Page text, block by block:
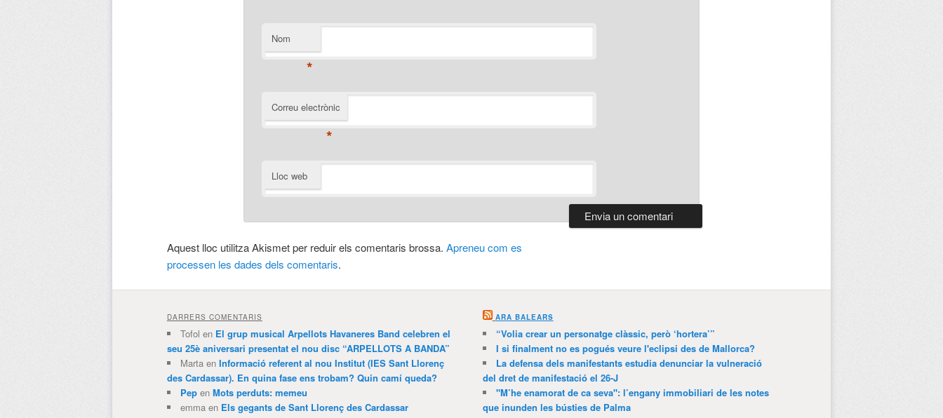
Nom
*
Correu electrònic
*
Lloc web
Aquest lloc utilitza Akismet per reduir els comentaris brossa. Apreneu com es
processen les dades dels comentaris.
DARRERS COMENTARIS
Tofol en El grup musical Arpellots Havaneres Band celebren el
seu 25è aniversari presentat el nou disc “ARPELLOTS A BANDA”
Martaen Informació referent al nou Institut (IES Sant Llorenç
des Cardassar). En quina fase ens trobam? Quin camí queda?
Pepen Mots perduts: memeu
emmaen Els gegants de Sant Llorenç des Cardassar
ARA BALEARS
“Volia crear un personatge clàssic, però ‘hortera’”
I si finalment no es pogués veure l'eclipsi des de Mallorca?
La defensa dels manifestants estudia denunciar la vulneració
del dret de manifestació el 26-J
"M’he enamorat de ca seva": l’engany immobiliari de les notes
que inunden les bústies de Palma